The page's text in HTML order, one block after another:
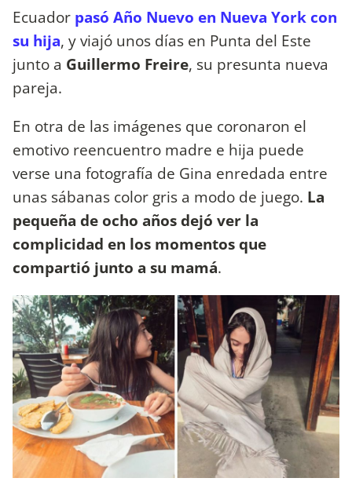
Ecuador pasó Año Nuevo en Nueva York con
su hija, y viajó unos días en Punta del Este
junto a Guillermo Freire, su presunta nueva
pareja.
En otra de las imágenes que coronaron el
emotivo reencuentro madre e hija puede
verse una fotografía de Gina enredada entre
unas sábanas color gris a modo de juego. La
pequeña de ocho años dejó ver la
complicidad en los momentos que
compartió junto a su mamá.